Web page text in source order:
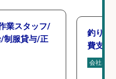
業スタッフ/
制服貸与/正
釣り具
費支給
会社名